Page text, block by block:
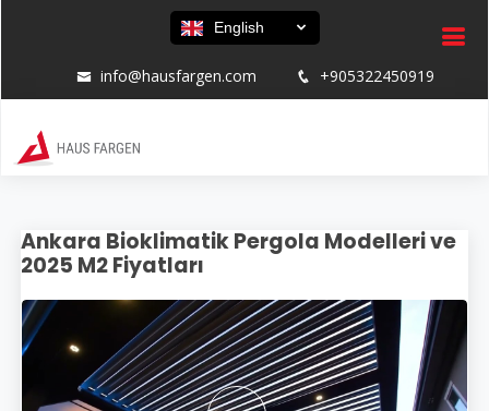
English
info@hausfargen.com +905322450919
Ankara Bioklimatik Pergola Modelleri ve
2025 M2 Fiyatları